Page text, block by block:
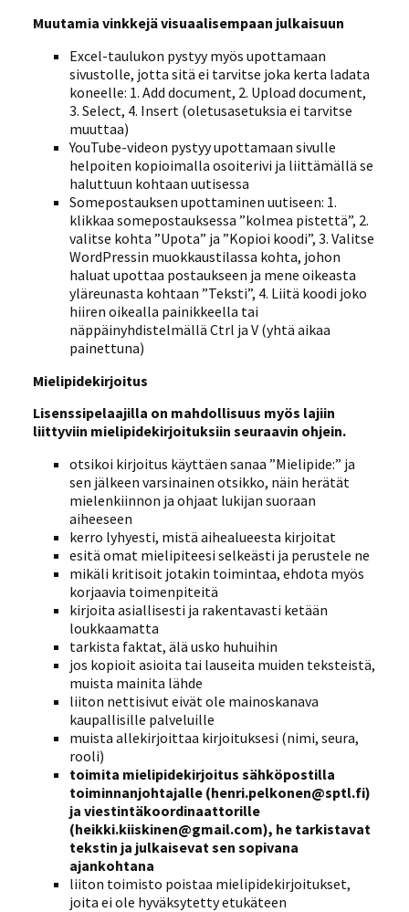
Muutamia vinkkejä visuaalisempaan julkaisuun
Excel-taulukon pystyy myös upottamaan
sivustolle, jotta sitä ei tarvitse joka kerta ladata
koneelle: 1. Add document, 2. Upload document,
3. Select, 4. Insert (oletusasetuksia ei tarvitse
muuttaa)
YouTube-videon pystyy upottamaan sivulle
helpoiten kopioimalla osoiterivi ja liittämällä se
haluttuun kohtaan uutisessa
Somepostauksen upottaminen uutiseen: 1.
klikkaa somepostauksessa ”kolmea pistettä”, 2.
valitse kohta ”Upota” ja ”Kopioi koodi”, 3. Valitse
WordPressin muokkaustilassa kohta, johon
haluat upottaa postaukseen ja mene oikeasta
yläreunasta kohtaan ”Teksti”, 4. Liitä koodi joko
hiiren oikealla painikkeella tai
näppäinyhdistelmällä Ctrl ja V (yhtä aikaa
painettuna)
Mielipidekirjoitus
Lisenssipelaajilla on mahdollisuus myös lajiin
liittyviin mielipidekirjoituksiin seuraavin ohjein.
otsikoi kirjoitus käyttäen sanaa ”Mielipide:” ja
sen jälkeen varsinainen otsikko, näin herätät
mielenkiinnon ja ohjaat lukijan suoraan
aiheeseen
kerro lyhyesti, mistä aihealueesta kirjoitat
esitä omat mielipiteesi selkeästi ja perustele ne
mikäli kritisoit jotakin toimintaa, ehdota myös
korjaavia toimenpiteitä
kirjoita asiallisesti ja rakentavasti ketään
loukkaamatta
tarkista faktat, älä usko huhuihin
jos kopioit asioita tai lauseita muiden teksteistä,
muista mainita lähde
liiton nettisivut eivät ole mainoskanava
kaupallisille palveluille
muista allekirjoittaa kirjoituksesi (nimi, seura,
rooli)
toimita mielipidekirjoitus sähköpostilla
toiminnanjohtajalle (henri.pelkonen@sptl.fi)
ja viestintäkoordinaattorille
(heikki.kiiskinen@gmail.com), he tarkistavat
tekstin ja julkaisevat sen sopivana
ajankohtana
liiton toimisto poistaa mielipidekirjoitukset,
joita ei ole hyväksytetty etukäteen